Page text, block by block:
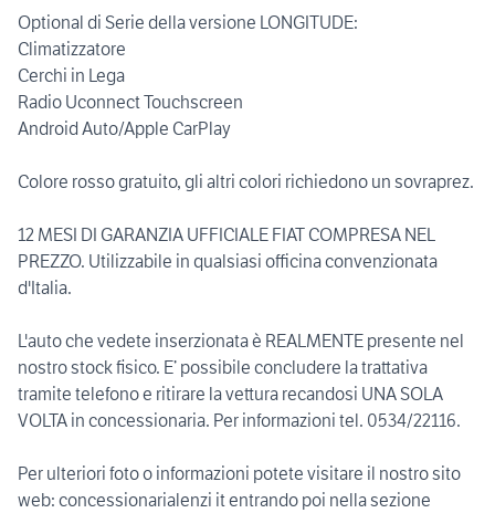
Optional di Serie della versione LONGITUDE:
Climatizzatore
Cerchi in Lega
Radio Uconnect Touchscreen
Android Auto/Apple CarPlay
Colore rosso gratuito, gli altri colori richiedono un sovraprez.
12 MESI DI GARANZIA UFFICIALE FIAT COMPRESA NEL
PREZZO. Utilizzabile in qualsiasi officina convenzionata
d'Italia.
L'auto che vedete inserzionata è REALMENTE presente nel
nostro stock fisico. E’ possibile concludere la trattativa
tramite telefono e ritirare la vettura recandosi UNA SOLA
VOLTA in concessionaria. Per informazioni tel. 0534/22116.
Per ulteriori foto o informazioni potete visitare il nostro sito
web: concessionarialenzi it entrando poi nella sezione